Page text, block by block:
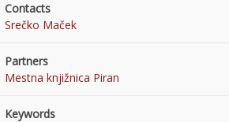
Contacts
Srečko Maček
Partners
Mestna knjižnica Piran
Keywords